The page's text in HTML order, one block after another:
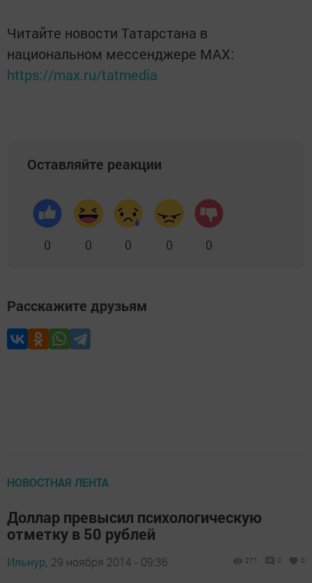
Читайте новости Татарстана в
национальном мессенджере MАХ:
https://max.ru/tatmedia
Оставляйте реакции
0 0 0 0 0
Расскажите друзьям
НОВОСТНАЯ ЛЕНТА
Доллар превысил психологическую
отметку в 50 рублей
Ильнур, 29 ноября 2014 - 09:36 271 0 0